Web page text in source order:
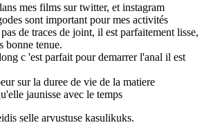
mes films sur twitter, et instagram
sont important pour mes activités
de traces de joint, il est parfaitement lisse,
bonne tenue.
c 'est parfait pour demarrer l'anal il est
sur la duree de vie de la matiere
jaunisse avec le temps
selle arvustuse kasulikuks.